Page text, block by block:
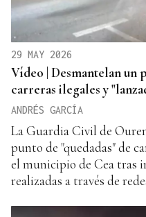
29 MAY 2026
Vídeo | Desmantelan un
carreras ilegales y
ANDRÉS GARCÍA
La Guardia Civil de
punto de "quedadas" de
el municipio de Cea tras
realizadas a través de